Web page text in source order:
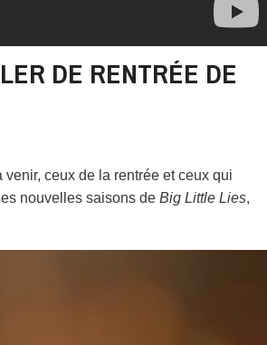
DE RENTRÉE DE
ceux de la rentrée et ceux qui
nouvelles saisons de Big Little Lies,